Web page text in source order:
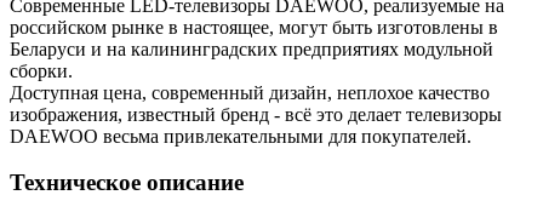
Современные LED-телевизоры DAEWOO, реализуемые на
российском рынке в настоящее, могут быть изготовлены в
Беларуси и на калининградских предприятиях модульной
сборки.
Доступная цена, современный дизайн, неплохое качество
изображения, известный бренд - всё это делает телевизоры
DAEWOO весьма привлекательными для покупателей.
Техническое описание